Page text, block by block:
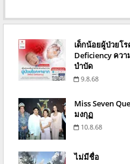
เด็กน้อยผู้ป่วยโ
Deficiency คว
บำบัด
9.8.68
Miss Seven
มงกุฏ
10.8.68
ไม่มีชื่อ